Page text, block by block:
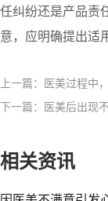
任纠纷还是产品责
意，应明确提出适
上一篇：医美过程中
下一篇：医美后出现
相关资讯